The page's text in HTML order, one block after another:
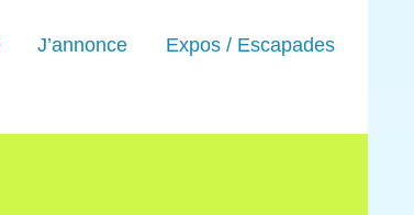
J’annonce Expos / Escapades